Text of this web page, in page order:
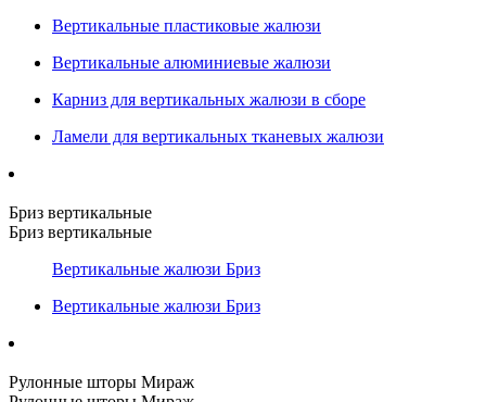
Вертикальные пластиковые жалюзи
Вертикальные алюминиевые жалюзи
Карниз для вертикальных жалюзи в сборе
Ламели для вертикальных тканевых жалюзи
Бриз вертикальные
Бриз вертикальные
Вертикальные жалюзи Бриз
Вертикальные жалюзи Бриз
Рулонные шторы Мираж